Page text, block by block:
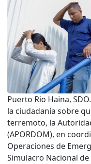
Puerto Rio Haina,
la ciudadanía sobre
terremoto, la
(APORDOM), en
Operaciones de
Simulacro Nacional